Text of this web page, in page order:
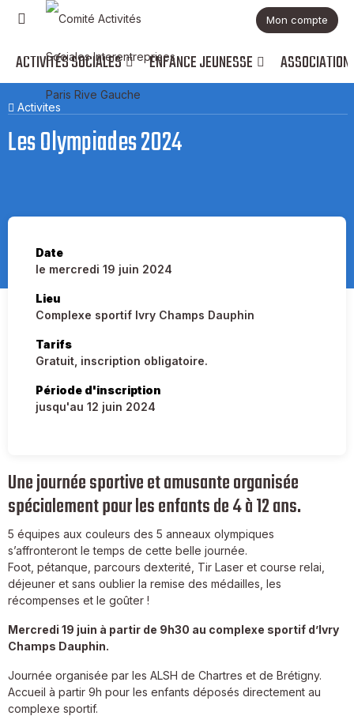
Mon compte
ACTIVITÉS SOCIALES ENFANCE JEUNESSE
Activites
Les Olympiades 2024
Date
le mercredi 19 juin 2024
Lieu
Complexe sportif Ivry Champs Dauphin
Tarifs
Gratuit, inscription obligatoire.
Période d'inscription
jusqu'au 12 juin 2024
Une journée sportive et amusante organisée
spécialement pour les enfants de 4 à 12 ans.
5 équipes aux couleurs des 5 anneaux olympiques
s’affronteront le temps de cette belle journée.
Foot, pétanque, parcours dexterité, Tir Laser et course relai,
déjeuner et sans oublier la remise des médailles, les
récompenses et le goûter !
Mercredi 19 juin à partir de 9h30 au complexe sportif d’Ivry
Champs Dauphin.
Journée organisée par les ALSH de Chartres et de Brétigny.
Accueil à partir 9h pour les enfants déposés directement au
complexe sportif.